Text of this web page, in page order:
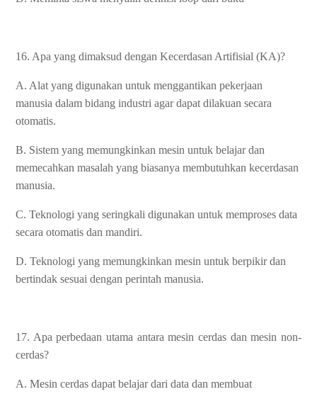
16. Apa yang dimaksud dengan Kecerdasan Artifisial (KA)?
A. Alat yang digunakan untuk menggantikan pekerjaan
manusia dalam bidang industri agar dapat dilakuan secara
otomatis.
B. Sistem yang memungkinkan mesin untuk belajar dan
memecahkan masalah yang biasanya membutuhkan kecerdasan
manusia.
C. Teknologi yang seringkali digunakan untuk memproses data
secara otomatis dan mandiri.
D. Teknologi yang memungkinkan mesin untuk berpikir dan
bertindak sesuai dengan perintah manusia.
17. Apa perbedaan utama antara mesin cerdas dan mesin non-
cerdas?
A. Mesin cerdas dapat belajar dari data dan membuat